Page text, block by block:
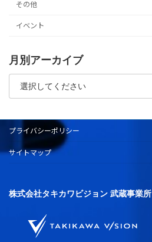
その他
イベント
月別アーカイブ
プライバシーポリシー
サイトマップ
株式会社タキカワビジョン 武蔵事業所